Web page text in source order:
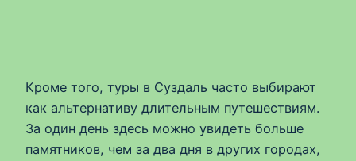
Кроме того, туры в Суздаль часто выбирают
как альтернативу длительным путешествиям.
За один день здесь можно увидеть больше
памятников, чем за два дня в других городах,